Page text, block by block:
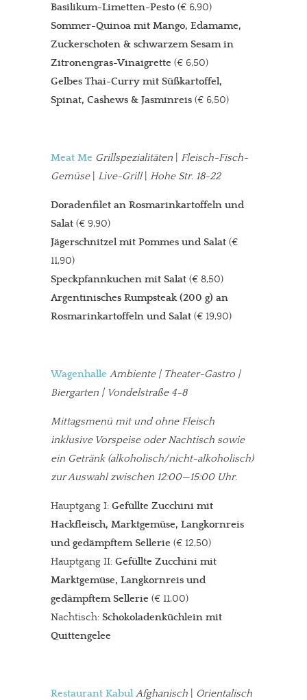
Basilikum-Limetten-Pesto (€ 6,90)
Sommer-Quinoa mit Mango, Edamame,
Zuckerschoten & schwarzem Sesam in
Zitronengras-Vinaigrette (€ 6,50)
Gelbes Thai-Curry mit Süßkartoffel,
Spinat, Cashews & Jasminreis (€ 6,50)
Meat Me Grillspezialitäten
Fleisch-Fisch-
Gemüse| Live-Grill| Hohe Str. 18-22
Doradenfilet an Rosmarinkartoffeln und
Salat (€ 9,90)
Jägerschnitzel mit Pommes und Salat (€
11,90)
Speckpfannkuchen mit Salat (€ 8,50)
Argentinisches Rumpsteak (200 g) an
Rosmarinkartoffeln und Salat (€ 19,90)
Wagenhalle Ambiente | Theater-Gastro |
Biergarten | Vondelstraße 4-8
Mittagsmenü mit und ohne Fleisch
inklusive Vorspeise oder Nachtisch sowie
ein Getränk (alkoholisch/nicht-alkoholisch)
zur Auswahl zwischen 12:00—15:00 Uhr.
Hauptgang I: Gefüllte Zucchini mit
Hackfleisch, Marktgemüse, Langkornreis
und gedämpftem Sellerie (€ 12,50)
Hauptgang II: Gefüllte Zucchini mit
Marktgemüse, Langkornreis und
gedämpftem Sellerie (€ 11,00)
Nachtisch: Schokoladenküchlein mit
Quittengelee
Restaurant Kabul Afghanisch
Orientalisch